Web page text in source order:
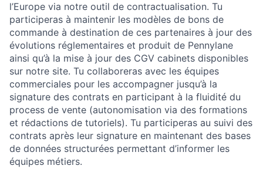
l’Europe via notre outil de contractualisation. Tu
participeras à maintenir les modèles de bons de
commande à destination de ces partenaires à jour des
évolutions réglementaires et produit de Pennylane
ainsi qu’à la mise à jour des CGV cabinets disponibles
sur notre site. Tu collaboreras avec les équipes
commerciales pour les accompagner jusqu’à la
signature des contrats en participant à la fluidité du
process de vente (autonomisation via des formations
et rédactions de tutoriels). Tu participeras au suivi des
contrats après leur signature en maintenant des bases
de données structurées permettant d’informer les
équipes métiers.